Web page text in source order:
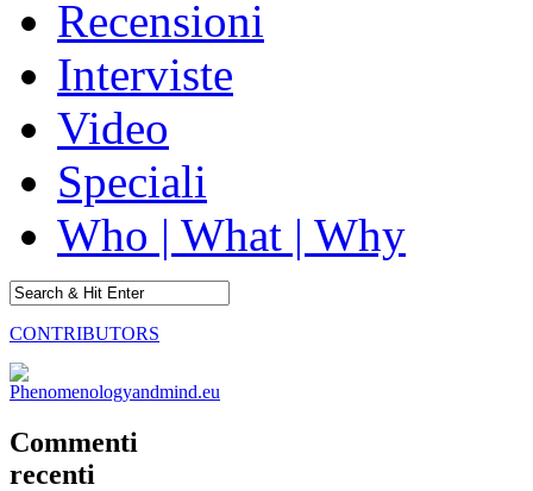
Recensioni
Interviste
Video
Speciali
Who | What | Why
CONTRIBUTORS
Commenti
recenti